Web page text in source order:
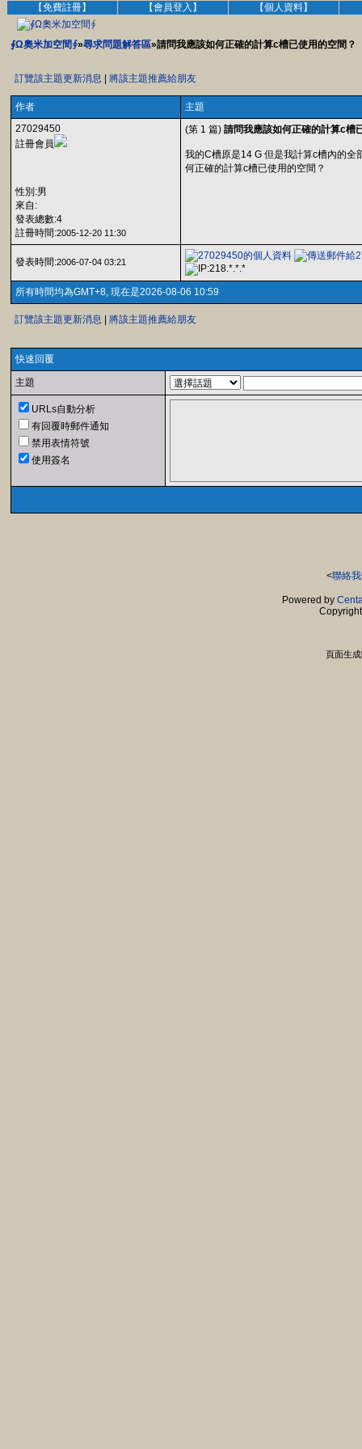
【免費註冊】 【會員登入】 【個人資料】
∮Ω奧米加空間∮»尋求問題解答區»請問我應該如何正確的計算c槽已使用的空間？
訂覽該主題更新消息 將該主題推薦給朋友
作者
主題
27029450
註冊會員
性別:男
來自:
發表總數:4
註冊時間:2005-12-20 11:30
(第 1 篇) 請問我應該如何正確的計算c槽
我的C槽原是14 G 但是我計算c槽內的
何正確的計算c槽已使用的空間？
發表時間:2006-07-04 03:21
所有時間均為GMT+8, 現在是2026-08-06 10:59
訂覽該主題更新消息 將該主題推薦給朋友
快速回覆
主題
URLs自動分析
有回覆時郵件通知
禁用表情符號
使用簽名
<聯絡
Powered by
頁面生